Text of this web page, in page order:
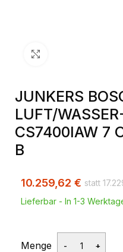
JUNKERS
LUFT/
CS7400IAW 7
B
10.259,62 €
Lieferbar - In 1-3
Menge